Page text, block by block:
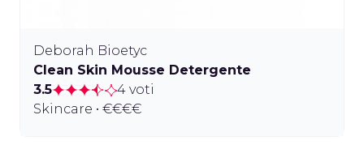
Deborah Bioetyc
Clean Skin Mousse Detergente
3.5
4 voti
Skincare • €€€€